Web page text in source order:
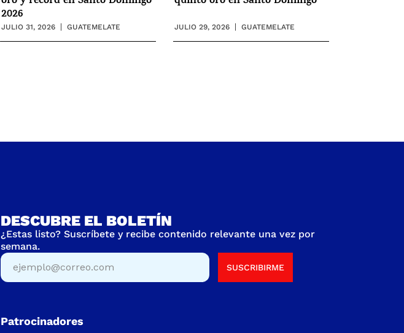
2026
JULIO 31, 2026 GUATEMELATE JULIO 29, 2026 GUATEMELATE
DESCUBRE EL BOLETÍN
¿Estas listo? Suscríbete y recibe contenido relevante una vez por
semana.
SUSCRIBIRME
Patrocinadores